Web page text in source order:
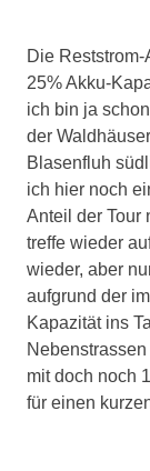
Die
25% Akku-
ich bin ja
der
Blasenfluh
ich hier noch
Anteil der Tour
treffe wieder
wieder, aber
aufgrund der
Kapazität ins
mit doch noch
für einen